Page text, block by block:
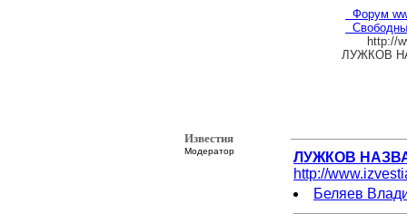
Форум
http://
ЛУЖКОВ
Известия
Модератор
ЛУЖКОВ
http://
Беляев